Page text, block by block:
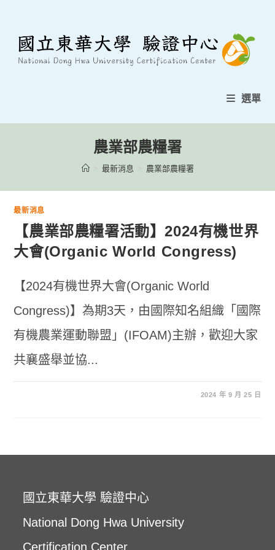
選單
農業部農糧署
最新消息 農業部農糧署
最新消息
【農業部農糧署活動】2024有機世界
大會(Organic World Congress)
【2024有機世界大會(Organic World
Congress)】為期3天，由國際知名組織「國際
有機農業運動聯盟」(IFOAM)主辦，歡迎大家
共襄盛舉並協...
2024 年 9 月 25 日
國立東華大學 驗證中心
National Dong Hwa University
Certification Center